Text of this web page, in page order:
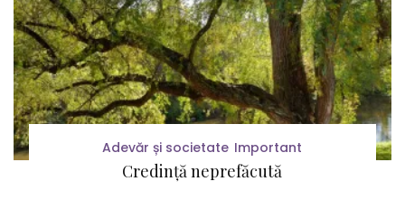
Adevăr și societate Important
Credință neprefăcută